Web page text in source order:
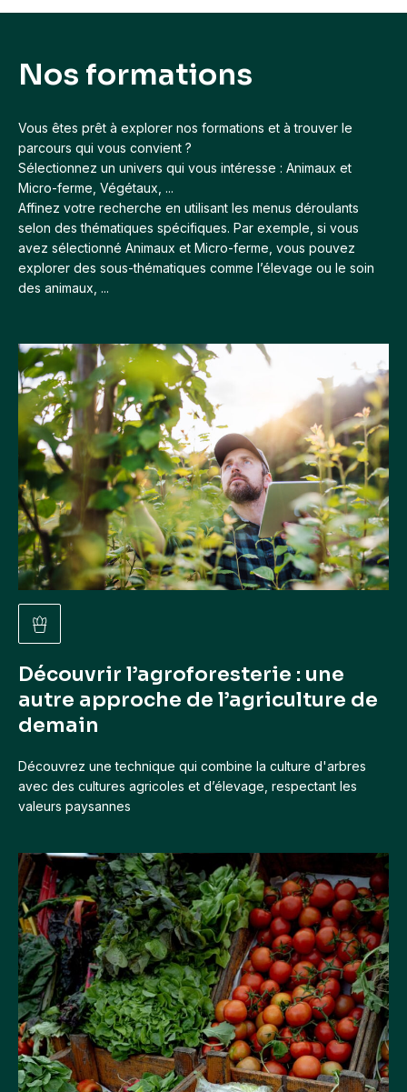
dI
n
b
o
o
k
A
p
p
Nos formations
Vous êtes prêt à explorer nos formations et à trouver le
parcours qui vous convient ?
Sélectionnez un univers qui vous intéresse : Animaux et
Micro-ferme, Végétaux, ...
Affinez votre recherche en utilisant les menus déroulants
selon des thématiques spécifiques. Par exemple, si vous
avez sélectionné Animaux et Micro-ferme, vous pouvez
explorer des sous-thématiques comme l’élevage ou le soin
des animaux, ...
Découvrir l’agroforesterie : une
autre approche de l’agriculture de
demain
Découvrez une technique qui combine la culture d'arbres
avec des cultures agricoles et d’élevage, respectant les
valeurs paysannes